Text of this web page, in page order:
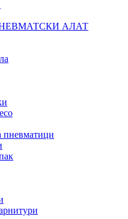
АЛАТ
пневматици